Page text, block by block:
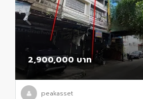
2,900,000 บาท
peakasset